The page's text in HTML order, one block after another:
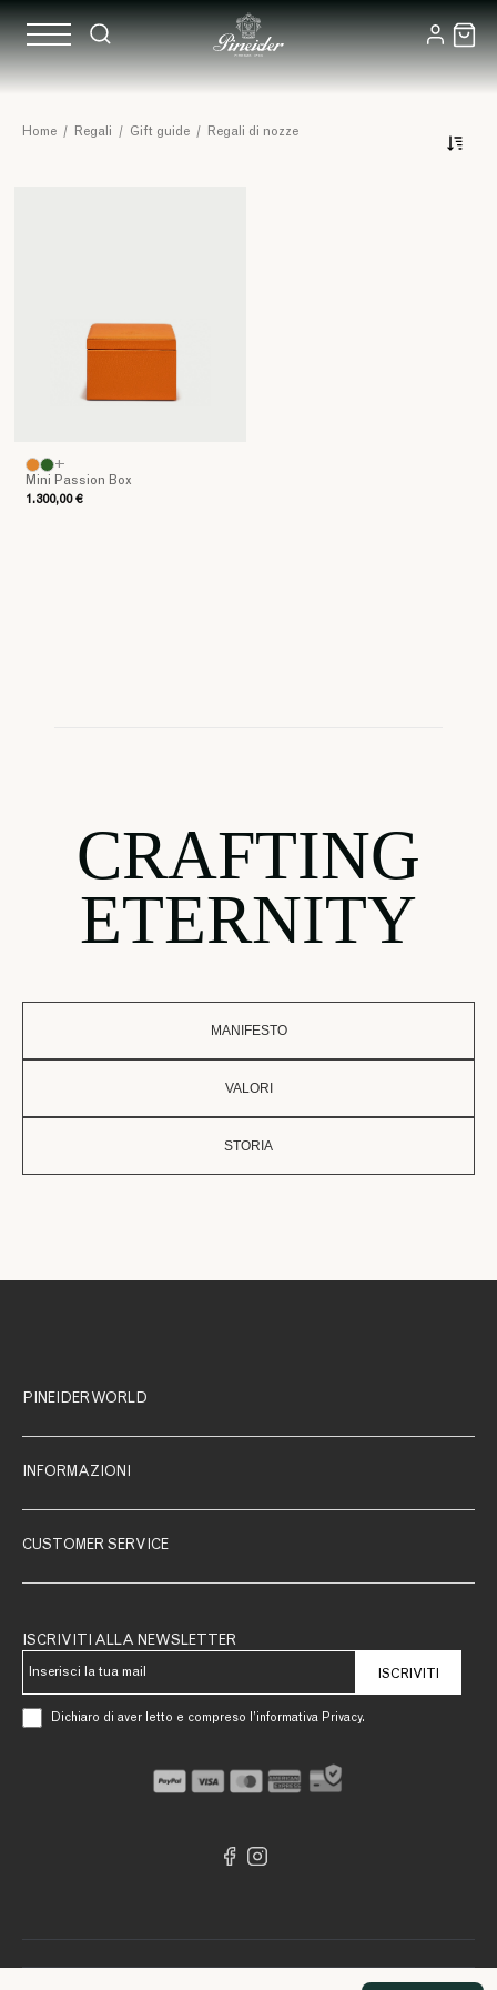
Regali
Home / Regali / Gift guide / Regali di nozze
Mini Passion Box
1.300,00 €
+
CRAFTING
ETERNITY
MANIFESTO
VALORI
STORIA
PINEIDER WORLD
INFORMAZIONI
CUSTOMER SERVICE
ISCRIVITI ALLA NEWSLETTER
ISCRIVITI
Dichiaro di aver letto e compreso l’informativa Privacy.